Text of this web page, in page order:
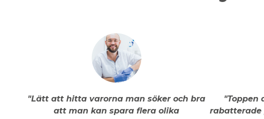
"Lätt att hitta varorna man söker och bra
att man kan spara flera olika
"Toppen
rabatterade